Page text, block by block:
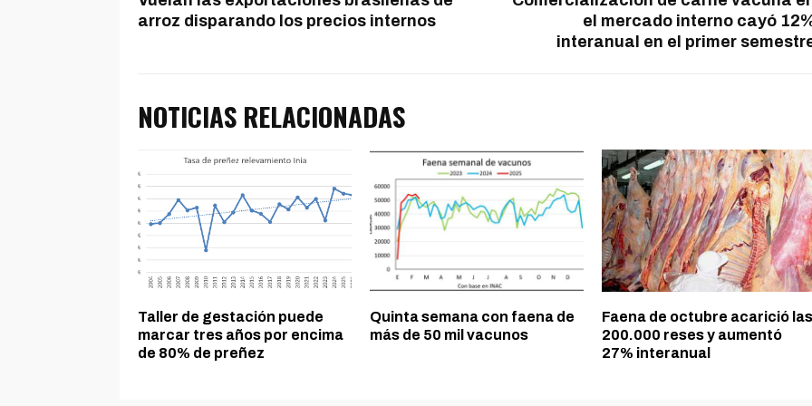
arroz disparando los precios internos
el mercado interno cayó
interanual en el primer
NOTICIAS RELACIONADAS
Taller de gestación puede
marcar tres años por encima
de 80% de preñez
Quinta semana con faena de
más de 50 mil vacunos
Faena de octubre acarició las
200.000 reses y aumentó
27% interanual